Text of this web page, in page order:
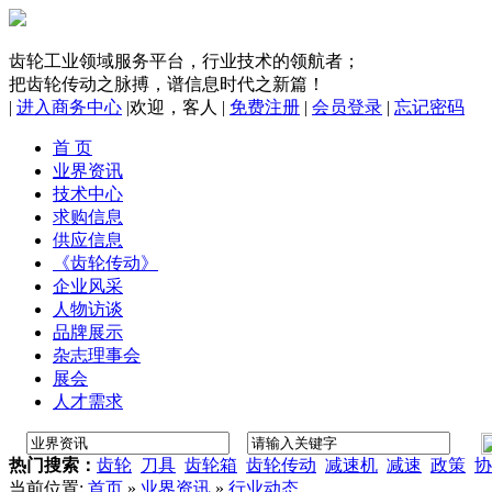
齿轮工业领域服务平台，行业技术的领航者；
把齿轮传动之脉搏，谱信息时代之新篇！
| 进入商务中心 |欢迎， 客人 | 免费注册 | 会员登录 | 忘记密码
首 页
业界资讯
技术中心
求购信息
供应信息
《齿轮传动》
企业风采
人物访谈
品牌展示
杂志理事会
展会
人才需求
热门搜索： 齿轮 刀具 齿轮箱 齿轮传动 减速机 减速 政策
当前位置: 首页 » 业界资讯 » 行业动态